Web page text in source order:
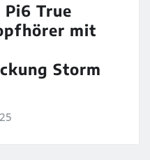
True
mit
Storm